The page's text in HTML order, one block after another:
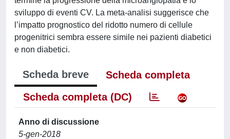
sviluppo di eventi CV. La meta-analisi suggerisce che
l’impatto prognostico del ridotto numero di cellule
progenitrici sembra essere simile nei pazienti diabetici
e non diabetici.
Scheda breve
Scheda completa
Scheda completa (DC)
Anno di discussione
5-gen-2018